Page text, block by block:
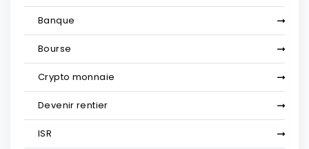
Banque
Bourse
Crypto monnaie
Devenir rentier
ISR